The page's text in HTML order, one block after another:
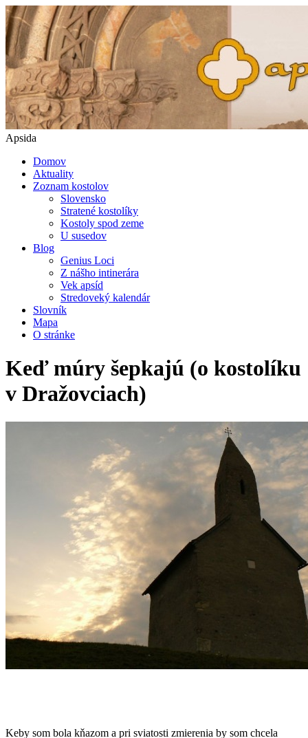
Apsida
Domov
Aktuality
Zoznam kostolov
Slovensko
Stratené kostolíky
Kostoly spod zeme
U susedov
Blog
Genius Loci
Z nášho intinerára
Vek apsíd
Stredoveký kalendár
Slovník
Mapa
O stránke
Keď múry šepkajú (o kostolíku
v Dražovciach)
Keby som bola kňazom a pri sviatosti zmierenia by som chcela